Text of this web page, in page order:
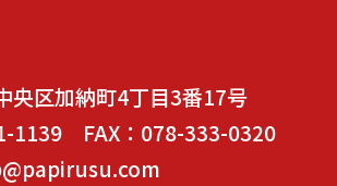
央区加納町4丁目3番17号
1139 FAX：078-333-0320